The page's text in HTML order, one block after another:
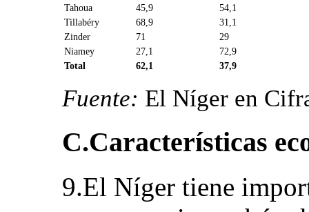
Tahoua
45,9
54,1
Tillabéry
68,9
31,1
Zinder
71
29
Niamey
27,1
72,9
Total
62,1 37,9
Fuente: El Níger en
C.Características
9.El Níger tiene